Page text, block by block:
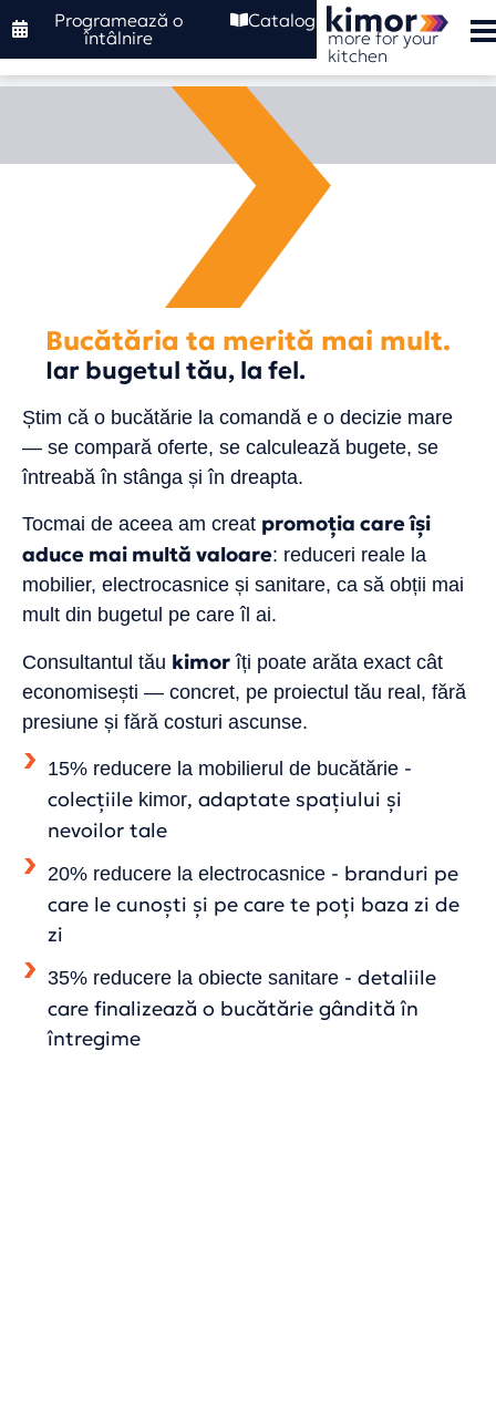
Programează o
întâlnire
Catalog
more for your
kitchen
Bucătăria ta merită mai mult.
Iar bugetul tău, la fel.
Știm că o bucătărie la comandă e o decizie mare
— se compară oferte, se calculează bugete, se
întreabă în stânga și în dreapta.
Tocmai de aceea am creat promoția care își
aduce mai multă valoare: reduceri reale la
mobilier, electrocasnice și sanitare, ca să obții mai
mult din bugetul pe care îl ai.
Consultantul tău kimor îți poate arăta exact cât
economisești — concret, pe proiectul tău real, fără
presiune și fără costuri ascunse.
15% reducere la mobilierul de bucătărie-
colecțiile kimor, adaptate spațiului și
nevoilor tale
20% reducere la electrocasnice- branduri pe
care le cunoști și pe care te poți baza zi de
zi
35% reducere la obiecte sanitare- detaliile
care finalizează o bucătărie gândită în
întregime